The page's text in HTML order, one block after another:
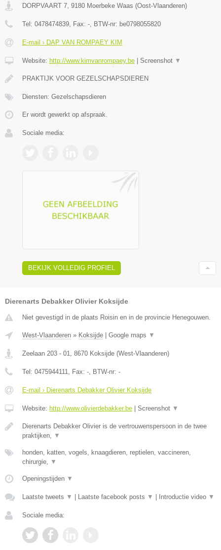
DORPVAART 7 9180 Moerbeke Waas (Oost-Vlaanderen)
Tel: 0478474839 , Fax: - , BTW-nr: be0798055820
E-mail › DAP VAN ROMPAEY KIM
Website: http://www.kimvanrompaey.be Screenshot ▼
PRAKTIJK VOOR GEZELSCHAPSDIEREN
Diensten: Gezelschapsdieren
Er wordt gewerkt op afspraak.
Sociale media:
BEKIJK VOLLEDIG PROFIEL
Dierenarts Debakker Olivier Koksijde
Niet gevestigd in de plaats Roisin en in de provincie Henegouwen.
West-Vlaanderen » Koksijde | Google maps ▼
Zeelaan 203 - 01 8670 Koksijde (West-Vlaanderen)
Tel: 0475944111 , Fax: - , BTW-nr: -
E-mail › Dierenarts Debakker Olivier Koksijde
Website: http://www.olivierdebakker.be | Screenshot ▼
Dierenarts Debakker Olivier is de vertrouwenspersoon in de twee
praktijken,
▼
honden, katten, vogels, knaagdieren, reptielen, vaccineren,
chirurgie,
▼
Openingstijden ▼
Laatste tweets ▼ | Laatste facebook posts ▼ | Introductie video ▼
Sociale media: